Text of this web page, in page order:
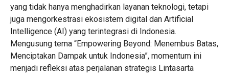
yang tidak hanya menghadirkan layanan teknologi, tetapi
juga mengorkestrasi ekosistem digital dan Artificial
Intelligence (AI) yang terintegrasi di Indonesia.
Mengusung tema “Empowering Beyond: Menembus Batas,
Menciptakan Dampak untuk Indonesia”, momentum ini
menjadi refleksi atas perjalanan strategis Lintasarta